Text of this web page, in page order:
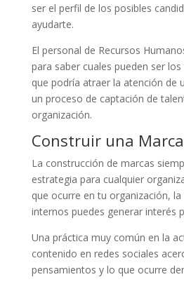
ser el perfil de los posibles
ayudarte.
El personal de Recursos
para saber cuales pueden ser
que podría atraer la atención de
un proceso de captación de
organización.
Construir una
La construcción de marcas
estrategia para cualquier
que ocurre en tu organización,
internos puedes generar interés
Una práctica muy común en la
contenido en redes sociales
pensamientos y lo que ocurre